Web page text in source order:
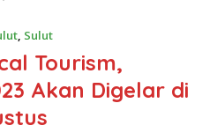
, Sulut
Tourism,
Akan Digelar di